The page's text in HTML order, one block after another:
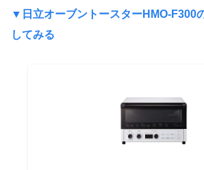
▼ 日立オーブントースターHMO-F300
してみる